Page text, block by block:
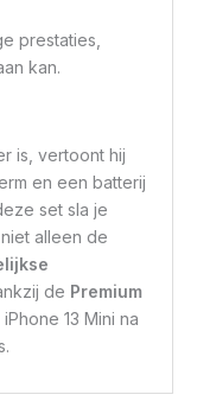
prestaties,
kan.
is, vertoont hij
en een batterij
set sla je
alleen de
de Premium
13 Mini na